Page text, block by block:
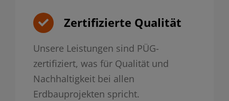
Zertifizierte Qualität
Unsere Leistungen sind PÜG-
zertifiziert, was für Qualität und
Nachhaltigkeit bei allen
Erdbauprojekten spricht.